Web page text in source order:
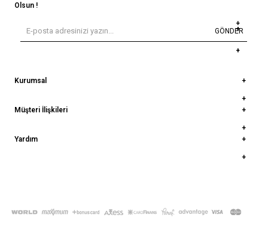
Olsun !
GÖNDER
Kurumsal
Müşteri İlişkileri
Yardım